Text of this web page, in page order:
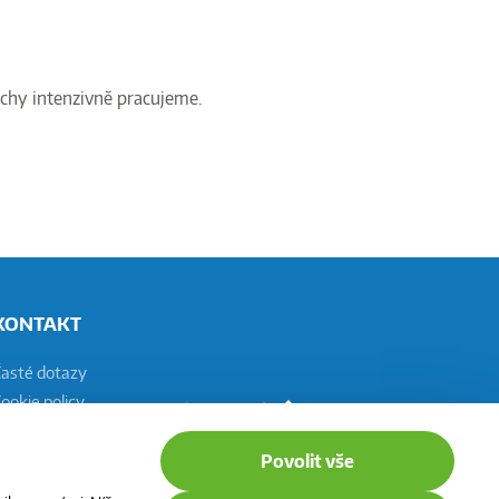
Povolit vše
intenzivně pracujeme.
dotazy
policy